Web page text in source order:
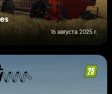
16 августа 2025 г.